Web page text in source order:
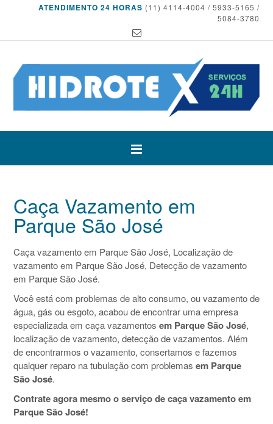
ATENDIMENTO 24 HORAS (11) 4114-4004 / 5933-5165 /
5084-3780
Caça Vazamento em
Parque São José
Caça vazamento em Parque São José, Localização de
vazamento em Parque São José, Detecção de vazamento
em Parque São José.
Você está com problemas de alto consumo, ou vazamento de
água, gás ou esgoto, acabou de encontrar uma empresa
especializada em caça vazamentos em Parque São José,
localização de vazamento, detecção de vazamentos. Além
de encontrarmos o vazamento, consertamos e fazemos
qualquer reparo na tubulação com problemas em Parque
São José.
Contrate agora mesmo o serviço de caça vazamento em
Parque São José!